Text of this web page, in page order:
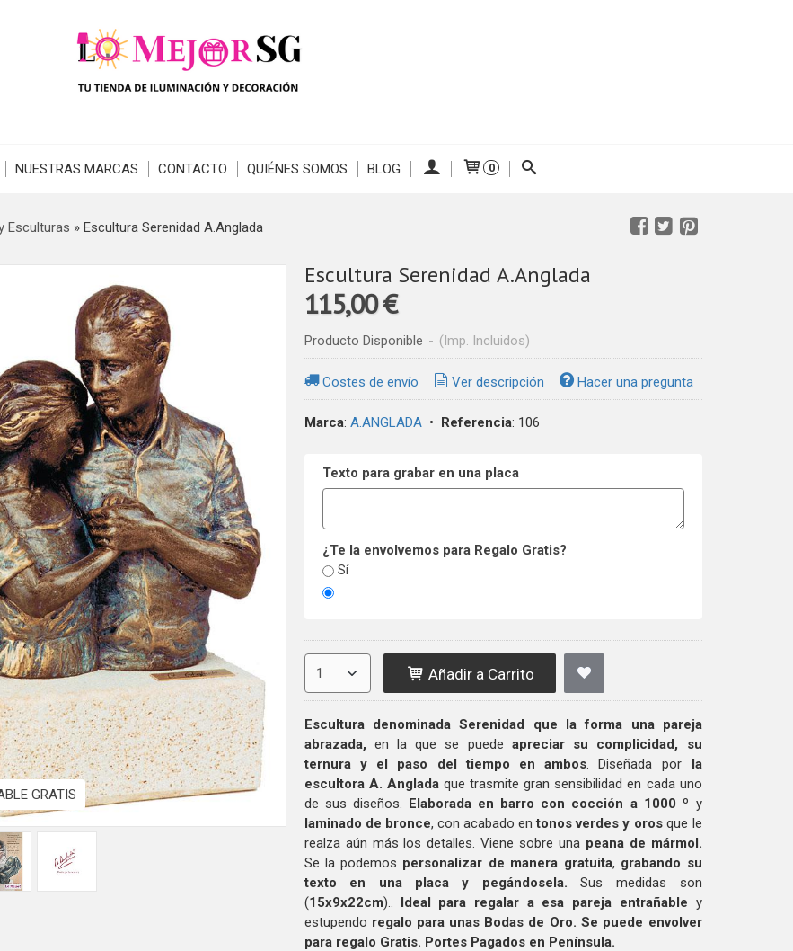
NUESTRAS MARCAS CONTACTO QUIÉNES SOMOS BLOG 0
Esculturas » Escultura Serenidad A.Anglada
GRATIS
Escultura Serenidad A.Anglada
115,00 €
Producto Disponible - (Imp. Incluidos)
Costes de envío Ver descripción Hacer una pregunta
Marca: A.ANGLADA• Referencia: 106
Texto para grabar en una placa
¿Te la envolvemos para Regalo Gratis?
Sí
Añadir a Carrito
Escultura denominada Serenidad que la forma una pareja
abrazada, en la que se puede apreciar su complicidad, su
ternura y el paso del tiempo en ambos . Diseñada porla
escultora A. Anglada que trasmite gran sensibilidad en cada uno
de sus diseños. Elaborada en barro con cocción a 1000 º y
laminado de bronce
, con acabado entonos verdes y orosque le
realza aún más los detalles. Viene sobre una peana de mármol.
Se la podemos personalizar de manera gratuita, grabando su
texto en una placa y pegándosela. Sus medidas son
(15x9x22cm).. Ideal para regalar a esa pareja entrañable y
estupendo regalo para unas Bodas de Oro. Se puede envolver
para regalo Gratis. Portes Pagados en Península.